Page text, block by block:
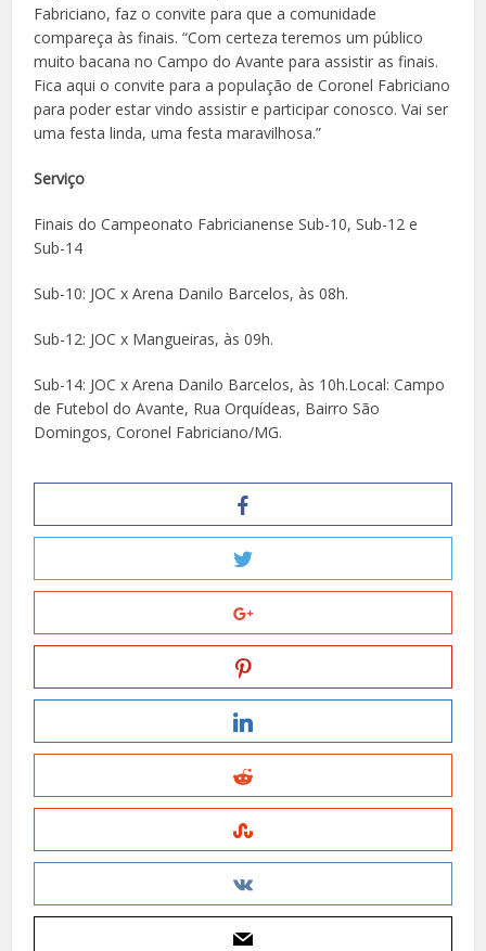
Fabriciano, faz o convite para que a comunidade
compareça às finais. “Com certeza teremos um público
muito bacana no Campo do Avante para assistir as finais.
Fica aqui o convite para a população de Coronel Fabriciano
para poder estar vindo assistir e participar conosco. Vai ser
uma festa linda, uma festa maravilhosa.”
Serviço
Finais do Campeonato Fabricianense Sub-10, Sub-12 e
Sub-14
Sub-10: JOC x Arena Danilo Barcelos, às 08h.
Sub-12: JOC x Mangueiras, às 09h.
Sub-14: JOC x Arena Danilo Barcelos, às 10h.Local: Campo
de Futebol do Avante, Rua Orquídeas, Bairro São
Domingos, Coronel Fabriciano/MG.